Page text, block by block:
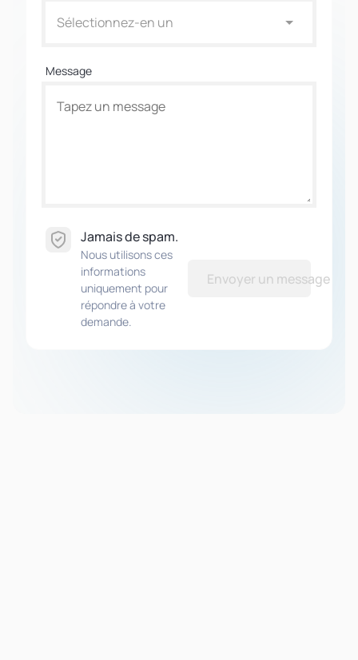
Sélectionnez-en un
Message
Jamais de spam.
Nous utilisons ces
informations
uniquement pour
répondre à votre
demande.
Envoyer un message